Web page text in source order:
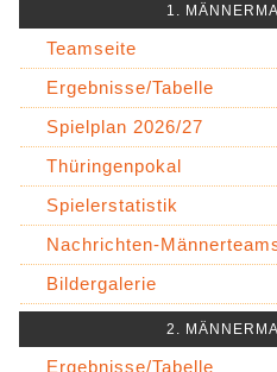
1.
Teamseite
Ergebnisse/Tabelle
Spielplan 2026/27
Thüringenpokal
Spielerstatistik
Nachrichten-
Bildergalerie
2.
Ergebnisse/Tabelle